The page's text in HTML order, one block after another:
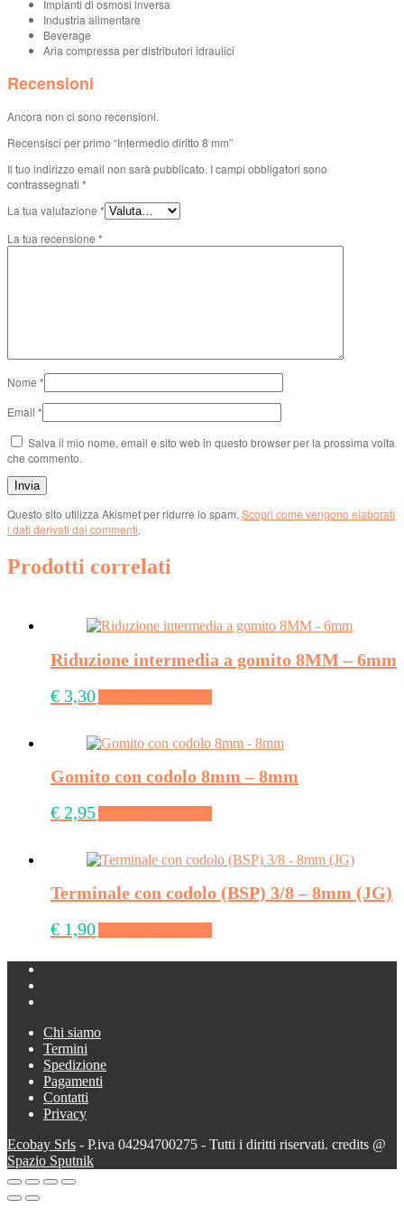
Impianti di osmosi inversa
Industria alimentare
Beverage
Aria compressa per distributori idraulici
Recensioni
Ancora non ci sono recensioni.
Recensisci per primo “Intermedio diritto 8 mm”
Il tuo indirizzo email non sarà pubblicato. I campi obbligatori sono
contrassegnati *
La tua valutazione *
La tua recensione *
Nome *
Email *
Salva il mio nome, email e sito web in questo browser per la prossima volta
che commento.
Questo sito utilizza Akismet per ridurre lo spam. Scopri come vengono elaborati
i dati derivati dai commenti.
Prodotti correlati
Riduzione intermedia a gomito 8MM – 6mm
€ 3,30
Gomito con codolo 8mm – 8mm
€ 2,95
Terminale con codolo (BSP) 3/8 – 8mm (JG)
€ 1,90
Chi siamo
Termini
Spedizione
Pagamenti
Contatti
Privacy
Ecobay Srls - P.iva 04294700275 - Tutti i diritti riservati. credits @
Spazio Sputnik